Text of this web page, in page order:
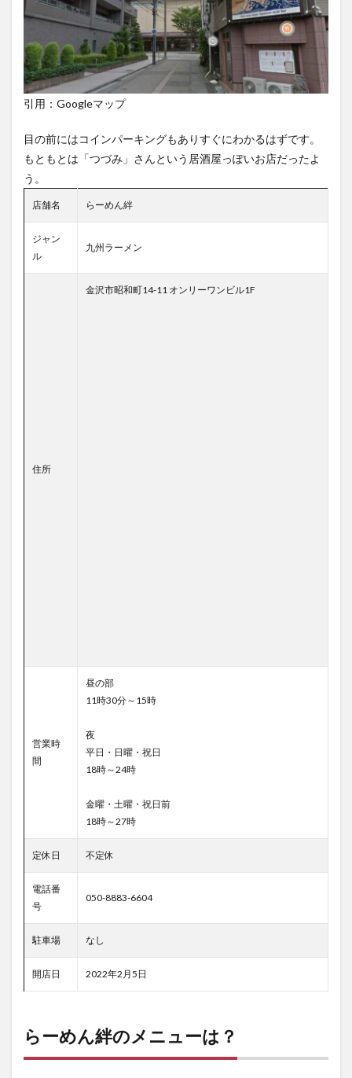
引用：Googleマップ
目の前にはコインパーキングもありすぐにわかるはずです。
もともとは「つづみ」さんという居酒屋っぽいお店だったよ
う。
店舗名 らーめん絆
ジャン
ル
九州ラーメン
住所
金沢市昭和町14-11 オンリーワンビル1F
営業時
間
昼の部
11時30分～15時
夜
平日・日曜・祝日
18時～24時
金曜・土曜・祝日前
18時～27時
定休日 不定休
電話番
号
050-8883-6604
駐車場 なし
開店日 2022年2月5日
らーめん絆のメニューは？